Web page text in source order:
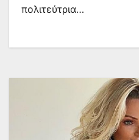
πολιτεύτρια…